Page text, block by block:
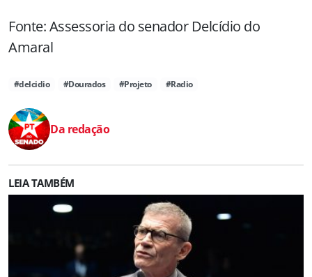
Fonte: Assessoria do senador Delcídio do
Amaral
#delcidio #Dourados #Projeto #Radio
Da redação
LEIA TAMBÉM